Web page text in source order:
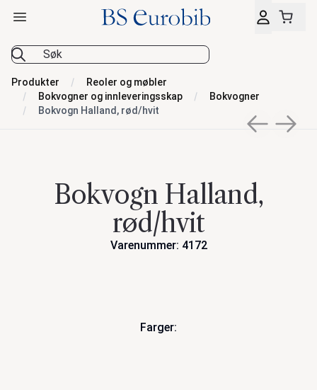
BS Eurobib
Åpne hovedmeny
Produkter
Reoler og møbler
Bokvogner og innleveringsskap
Bokvogner
Bokvogn Halland, rød/hvit
Previous
Next
Bokvogn Halland,
rød/hvit
Varenummer: 4172
Farger: